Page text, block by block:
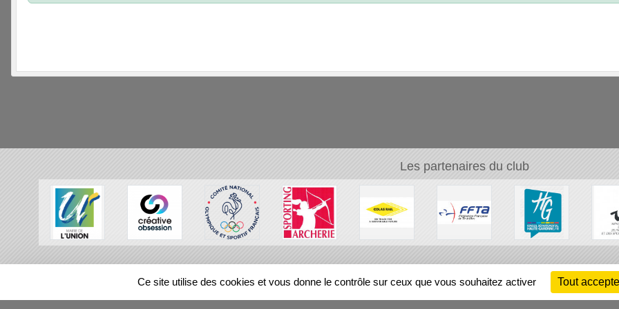
Les partenaires du club
REGIONS
Ce site utilise des cookies et vous donne le contrôle sur ceux que vous souhaitez activer Tout